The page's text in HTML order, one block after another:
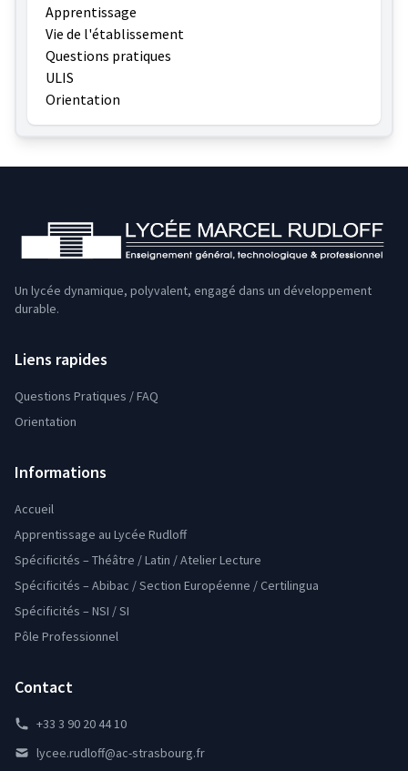
Apprentissage
Vie de l'établissement
Questions pratiques
ULIS
Orientation
Un lycée dynamique, polyvalent, engagé dans un développement
durable.
Liens rapides
Questions Pratiques / FAQ
Orientation
Informations
Accueil
Apprentissage au Lycée Rudloff
Spécificités – Théâtre / Latin / Atelier Lecture
Spécificités – Abibac / Section Européenne / Certilingua
Spécificités – NSI / SI
Pôle Professionnel
Contact
+33 3 90 20 44 10
lycee.rudloff@ac-strasbourg.fr